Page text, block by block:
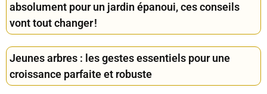
absolument pour un jardin épanoui, ces conseils
vont tout changer !
Jeunes arbres : les gestes essentiels pour une
croissance parfaite et robuste